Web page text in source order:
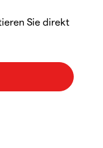
Sie direkt